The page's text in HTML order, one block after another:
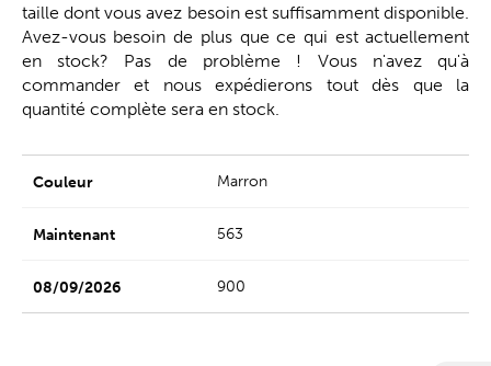
taille dont vous avez besoin est suffisamment disponible.
Avez-vous besoin de plus que ce qui est actuellement
en stock? Pas de problème ! Vous n'avez qu'à
commander et nous expédierons tout dès que la
quantité complète sera en stock.
Marron
563
900